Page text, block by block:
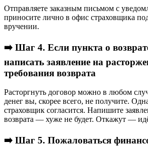
Отправляете заказным письмом с
приносите лично в офис страховщика
вручении.
➡️ Шаг 4. Если пункта о
написать заявление на
требования возврата
Расторгнуть договор можно в любом
денег вы, скорее всего, не получите.
страховщик согласится. Напишите
возврата — хуже не будет. Откажут —
➡️ Шаг 5. Пожаловаться